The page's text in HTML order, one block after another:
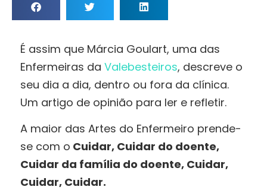
É assim que Márcia Goulart, uma das
Enfermeiras da Valebesteiros, descreve o
seu dia a dia, dentro ou fora da clínica.
Um artigo de opinião para ler e refletir.
A maior das Artes do Enfermeiro prende-
se com o Cuidar, Cuidar do doente,
Cuidar da família do doente, Cuidar,
Cuidar, Cuidar.